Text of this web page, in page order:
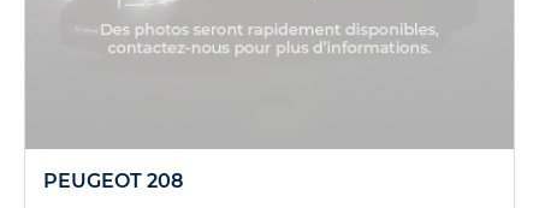
PEUGEOT 208